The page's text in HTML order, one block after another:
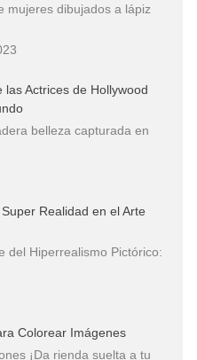
mujeres dibujados a lápiz
las Actrices de Hollywood
belleza capturada en
Realidad en el Arte
del Hiperrealismo Pictórico:
Colorear Imágenes
¡Da rienda suelta a tu